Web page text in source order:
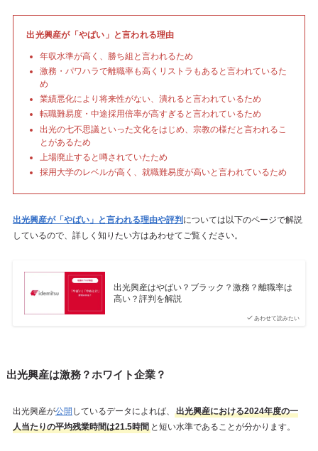
出光興産が「やばい」と言われる理由
年収水準が高く、勝ち組と言われるため
激務・パワハラで離職率も高くリストラもあると言われているた
め
業績悪化により将来性がない、潰れると言われているため
転職難易度・中途採用倍率が高すぎると言われているため
出光の七不思議といった文化をはじめ、宗教の様だと言われるこ
とがあるため
上場廃止すると噂されていたため
採用大学のレベルが高く、就職難易度が高いと言われているため
出光興産が「やばい」と言われる理由や評判 については以下のページで解説
しているので、詳しく知りたい方はあわせてご覧ください。
あわせて読みたい
出光興産はやばい？ブラック？激務？離職率は
高い？評判を解説
出光興産は激務？ホワイト企業？
出光興産が公開 しているデータによれば、
出光興産における2024年度の一
人当たりの平均残業時間は21.5時間 と短い水準であることが分かります。